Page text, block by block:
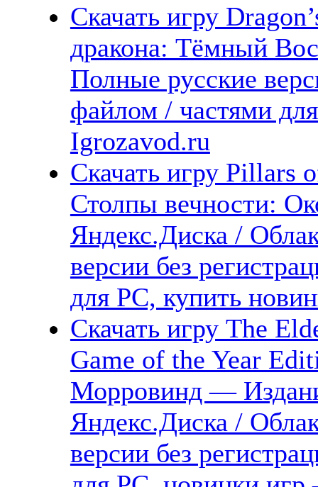
Скачать игру
дракона: Тёмный
Полные русские
файлом / частями
Igrozavod.ru
Скачать игру
Столпы вечности:
Яндекс.Диска /
версии без
для PC, купить
Скачать игру The
Game of the Year
Морровинд —
Яндекс.Диска /
версии без